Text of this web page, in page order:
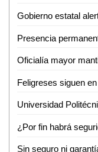
Feligreses siguen